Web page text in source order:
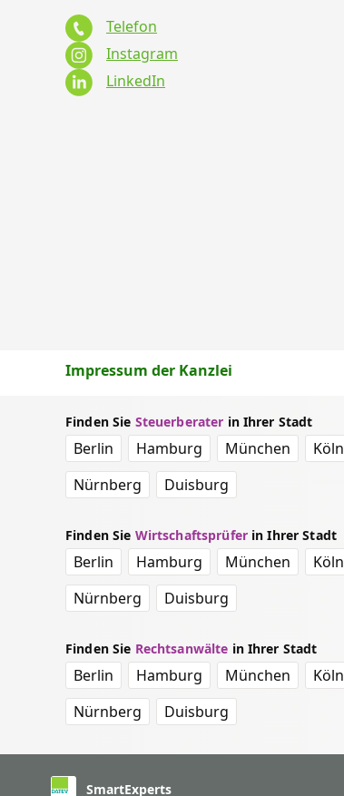
Telefon
Instagram
LinkedIn
Impressum der Kanzlei
Finden Sie Steuerberater in Ihrer Stadt
Berlin Hamburg München Köln
Nürnberg
Duisburg
Finden Sie Wirtschaftsprüferin Ihrer Stadt
Berlin Hamburg München Köln
Nürnberg
Duisburg
Finden Sie Rechtsanwälte in Ihrer Stadt
Berlin Hamburg München Köln
Nürnberg
Duisburg
SmartExperts